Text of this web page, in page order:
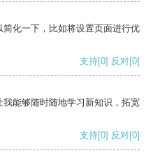
化一下，比如将设置页面进行优
支持[0] 反对[0]
能够随时随地学习新知识，拓宽
支持[0] 反对[0]